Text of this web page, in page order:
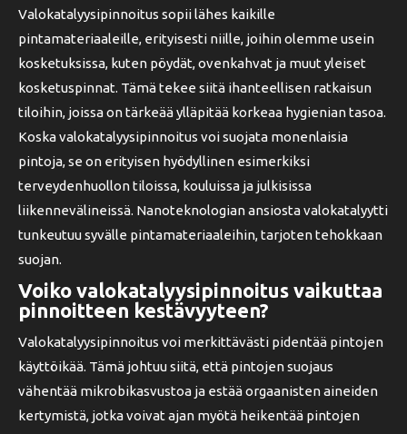
Valokatalyysipinnoitus sopii lähes kaikille
pintamateriaaleille, erityisesti niille, joihin olemme usein
kosketuksissa, kuten pöydät, ovenkahvat ja muut yleiset
kosketuspinnat. Tämä tekee siitä ihanteellisen ratkaisun
tiloihin, joissa on tärkeää ylläpitää korkeaa hygienian tasoa.
Koska valokatalyysipinnoitus voi suojata monenlaisia
pintoja, se on erityisen hyödyllinen esimerkiksi
terveydenhuollon tiloissa, kouluissa ja julkisissa
liikennevälineissä. Nanoteknologian ansiosta valokatalyytti
tunkeutuu syvälle pintamateriaaleihin, tarjoten tehokkaan
suojan.
Voiko valokatalyysipinnoitus vaikuttaa
pinnoitteen kestävyyteen?
Valokatalyysipinnoitus voi merkittävästi pidentää pintojen
käyttöikää. Tämä johtuu siitä, että pintojen suojaus
vähentää mikrobikasvustoa ja estää orgaanisten aineiden
kertymistä, jotka voivat ajan myötä heikentää pintojen